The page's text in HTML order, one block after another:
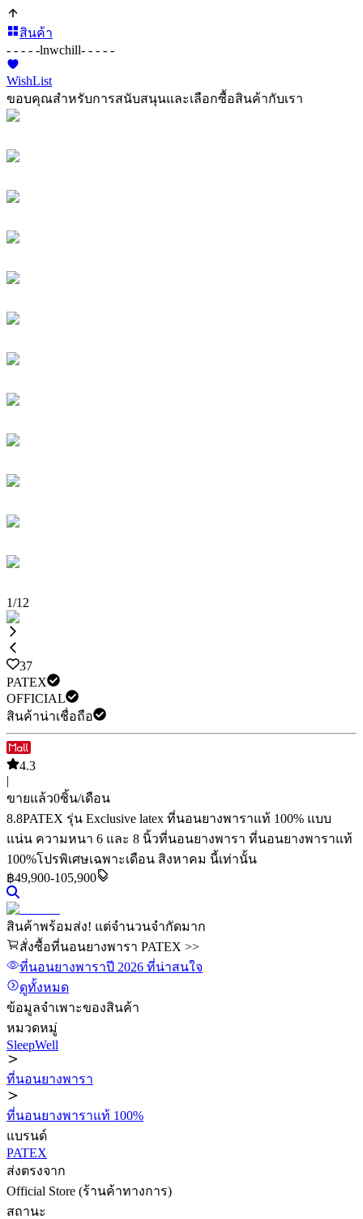
สินค้า
- - - - -lnwchill- - - - -
WishList
ขอบคุณสำหรับการสนับสนุนและเลือกซื้อสินค้ากับเรา
1/12
37
PATEX
OFFICIAL
สินค้าน่าเชื่อถือ
4.3
|
ขายแล้ว0ชิ้น/เดือน
8.8PATEX รุ่น Exclusive latex ที่นอนยางพาราแท้ 100% แบบ
แน่น ความหนา 6 และ 8 นิ้วที่นอนยางพารา ที่นอนยางพาราแท้
100%โปรพิเศษเฉพาะเดือน สิงหาคม นี้เท่านั้น
฿49,900-105,900
สินค้าพร้อมส่ง! แต่จำนวนจำกัดมาก
สั่งซื้อที่นอนยางพารา PATEX >>
ที่นอนยางพาราปี 2026 ที่น่าสนใจ
ดูทั้งหมด
ข้อมูลจำเพาะของสินค้า
หมวดหมู่
SleepWell
ที่นอนยางพารา
ที่นอนยางพาราแท้ 100%
แบรนด์
PATEX
ส่งตรงจาก
Official Store (ร้านค้าทางการ)
สถานะ